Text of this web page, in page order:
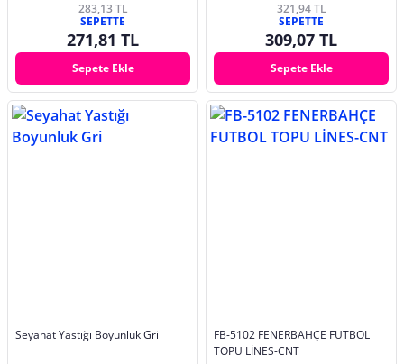
283,13 TL
SEPETTE
271,81 TL
Sepete Ekle
321,94 TL
SEPETTE
309,07 TL
Sepete Ekle
Seyahat Yastığı Boyunluk Gri
FB-5102 FENERBAHÇE FUTBOL
TOPU LİNES-CNT